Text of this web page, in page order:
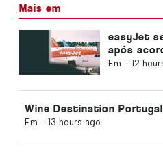
Mais em
easyJet
após
Em - 12
Wine Destination
Em - 13 hours ago